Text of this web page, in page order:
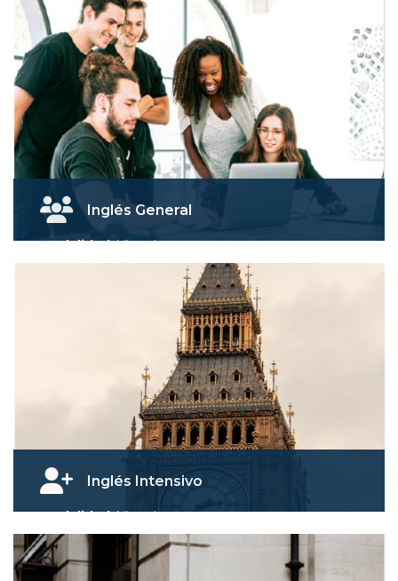
Inglés General
Modalidad:Virtual
Duración:4 Semestres
El curso está diseñado desde el nivel
A1 hasta B2 del MCER
Inglés Intensivo
Modalidad:Virtual
Duración: 1Semestre
Descripción:
Permite a los estudiantes
sumergirse en el idioma durante un período